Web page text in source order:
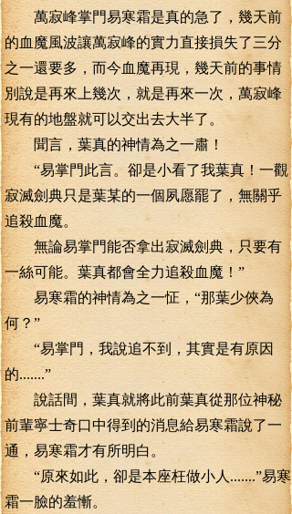
萬寂峰掌門易寒霜是真的急了，幾天前
的血魔風波讓萬寂峰的實力直接損失了三分
之一還要多，而今血魔再現，幾天前的事情
別說是再來上幾次，就是再來一次，萬寂峰
現有的地盤就可以交出去大半了。
聞言，葉真的神情為之一肅！
“易掌門此言。卻是小看了我葉真！一觀
寂滅劍典只是葉某的一個夙愿罷了，無關乎
追殺血魔。
無論易掌門能否拿出寂滅劍典，只要有
一絲可能。葉真都會全力追殺血魔！”
易寒霜的神情為之一怔，“那葉少俠為
何？”
“易掌門，我說追不到，其實是有原因
的.......”
說話間，葉真就將此前葉真從那位神秘
前輩寧士奇口中得到的消息給易寒霜說了一
通，易寒霜才有所明白。
“原來如此，卻是本座枉做小人.......”易寒
霜一臉的羞慚。